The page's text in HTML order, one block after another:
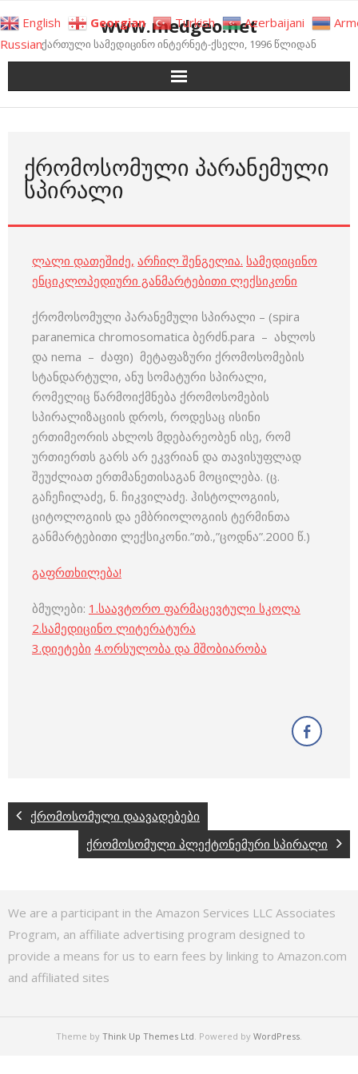
to
content
www.medgeo.net
ქართული სამედიცინო ინტერნეტ-ქსელი, 1996 წლიდან
ᲥᲠᲝᲛᲝᲡᲝᲛᲣᲚᲘ ᲞᲐᲠᲐᲜᲔᲛᲣᲚᲘ
ᲡᲞᲘᲠᲐᲚᲘ
ლალი დათეშიძე, არჩილ შენგელია. სამედიცინო
ენციკლოპედიური განმარტებითი ლექსიკონი
ქრომოსომული პარანემული სპირალი – (spira
paranemica chromosomatica ბერძნ.para – ახლოს
და nema – ძაფი) მეტაფაზური ქრომოსომების
სტანდარტული, ანუ სომატური სპირალი,
რომელიც წარმოიქმნება ქრომოსომების
სპირალიზაციის დროს, როდესაც ისინი
ერთიმეორის ახლოს მდებარეობენ ისე, რომ
ურთიერთს გარს არ ეკვრიან და თავისუფლად
შეუძლიათ ერთმანეთისაგან მოცილება. (ც.
გაჩეჩილაძე, ნ. ჩიკვილაძე. ჰისტოლოგიის,
ციტოლოგიის და ემბრიოლოგიის ტერმინთა
განმარტებითი ლექსიკონი.”თბ.,”ცოდნა”.2000 წ.)
გაფრთხილება!
ბმულები: 1.საავტორო ფარმაცევტული სკოლა
2.სამედიცინო ლიტერატურა
3.დიეტები 4.ორსულობა და მშობიარობა
ქრომოსომული დაავადებები
ქრომოსომული პლექტონემური სპირალი
We are a participant in the Amazon Services LLC Associates
Program, an affiliate advertising program designed to
provide a means for us to earn fees by linking to Amazon.com
and affiliated sites
Theme by Think Up Themes Ltd. Powered by WordPress.
English Georgian Turkish Azerbaijani
Russian